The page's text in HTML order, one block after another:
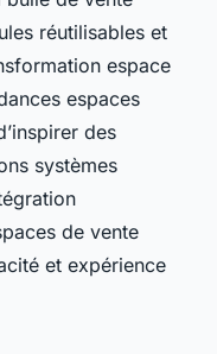
réutilisables et
espace
espaces
des
systèmes
de vente
et expérience